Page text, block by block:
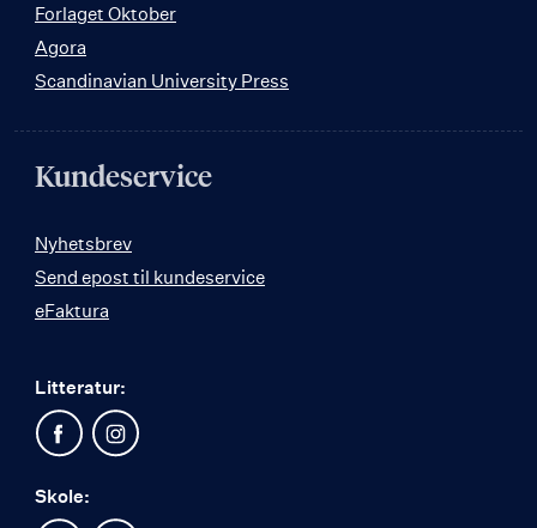
Forlaget Oktober
Agora
Scandinavian University Press
Kundeservice
Nyhetsbrev
Send epost til kundeservice
eFaktura
Litteratur:
Skole: